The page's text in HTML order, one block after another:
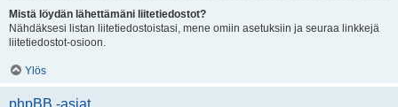
Mistä löydän lähettämäni liitetiedostot?
Nähdäksesi listan liitetiedostoistasi, mene omiin asetuksiin ja seuraa linkkejä
liitetiedostot-osioon.
Ylös
phpBB -asiat